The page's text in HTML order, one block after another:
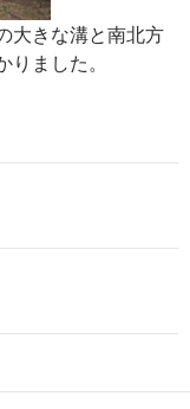
大きな溝と南北方
ました。